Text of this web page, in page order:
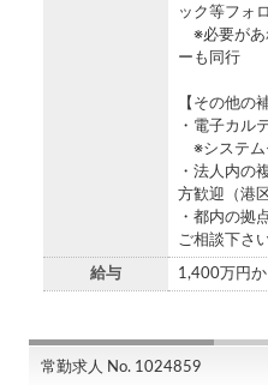
ック等フォ
※必要があ
ーも同行
【その他の
・電子カル
※システム
・法人内の
方歓迎（港
・都内の拠
ご相談下さい
給与 1,400万円か
常勤求人 No. 1024859